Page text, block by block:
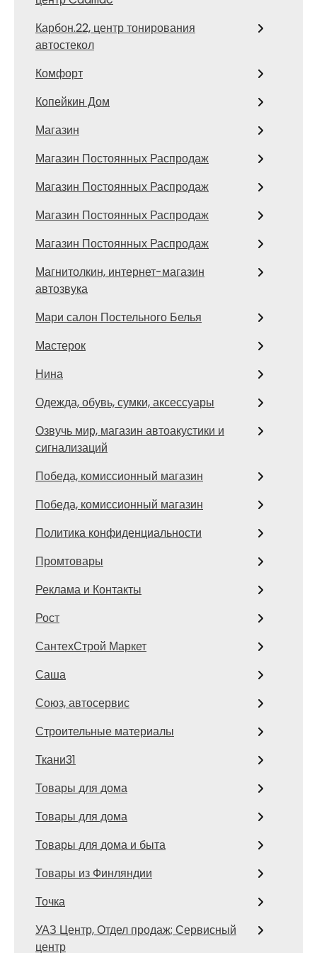
Карбон.22, центр тонирования
автостекол
Комфорт
Копейкин Дом
Магазин
Магазин Постоянных Распродаж
Магазин Постоянных Распродаж
Магазин Постоянных Распродаж
Магазин Постоянных Распродаж
Магнитолкин, интернет-магазин
автозвука
Мари салон Постельного Белья
Мастерок
Нина
Одежда, обувь, сумки, аксессуары
Озвучь мир, магазин автоакустики и
сигнализаций
Победа, комиссионный магазин
Победа, комиссионный магазин
Политика конфиденциальности
Промтовары
Реклама и Контакты
Рост
СантехСтрой Маркет
Саша
Союз, автосервис
Строительные материалы
Ткани31
Товары для дома
Товары для дома
Товары для дома и быта
Товары из Финляндии
Точка
УАЗ Центр, Отдел продаж; Сервисный
центр